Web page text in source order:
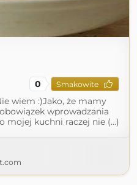
0 Smakowite
wiem :)Jako, że mamy
wprowadzania
mojej kuchni raczej nie (...)